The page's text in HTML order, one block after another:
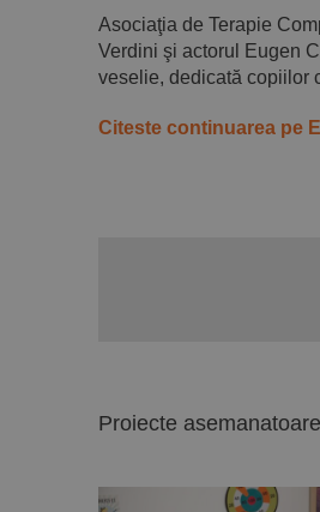
Asociaţia de Terapie
Verdini şi actorul Eugen
veselie, dedicată copiilor
Citeste continuarea pe
Proiecte asemanatoare
Calista anunță